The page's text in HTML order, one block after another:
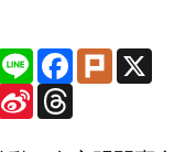
Line Facebook
Plurk
Sina
Weibo